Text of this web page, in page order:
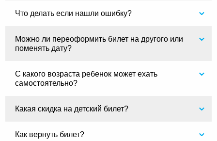
Что делать если нашли ошибку?
Можно ли переоформить билет на другого или
поменять дату?
С какого возраста ребенок может ехать
самостоятельно?
Какая скидка на детский билет?
Как вернуть билет?